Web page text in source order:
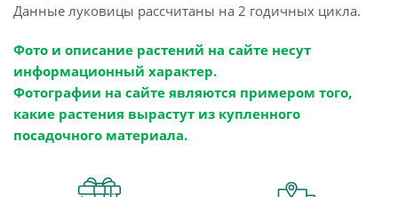
Данные луковицы рассчитаны на 2 годичных цикла.
Фото и описание растений на сайте несут
информационный характер.
Фотографии на сайте являются примером того,
какие растения вырастут из купленного
посадочного материала.